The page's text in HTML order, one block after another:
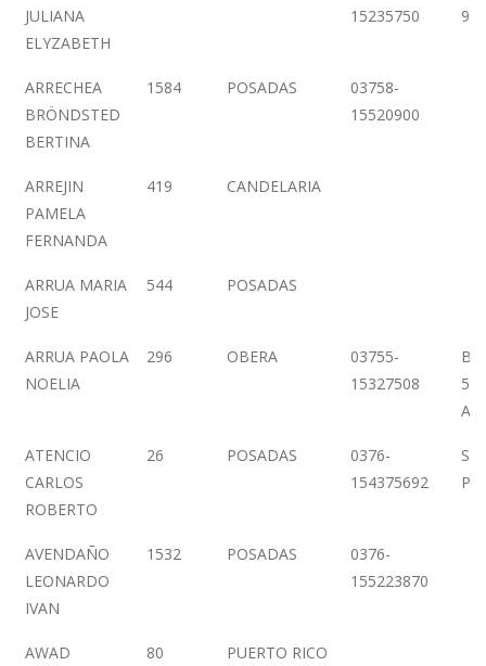
JULIANA
ELYZABETH
15235750
933
ARRECHEA
BRÖNDSTED
BERTINA
1584 POSADAS
03758-
15520900
ARREJIN
PAMELA
FERNANDA
419 CANDELARIA
ARRUA MARIA
JOSE
544 POSADAS
ARRUA PAOLA
NOELIA
296 OBERA
03755-
15327508
ATENCIO
CARLOS
ROBERTO
26 POSADAS
0376-
154375692
AVENDAÑO
LEONARDO
IVAN
1532 POSADAS
0376-
155223870
AWAD 80 PUERTO RICO